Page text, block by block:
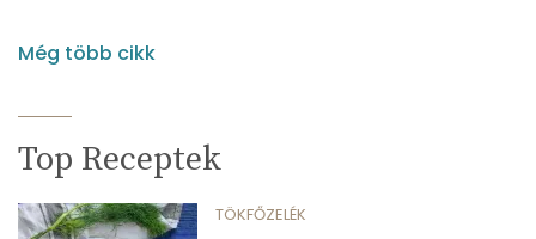
Még több cikk
Top Receptek
TÖKFŐZELÉK